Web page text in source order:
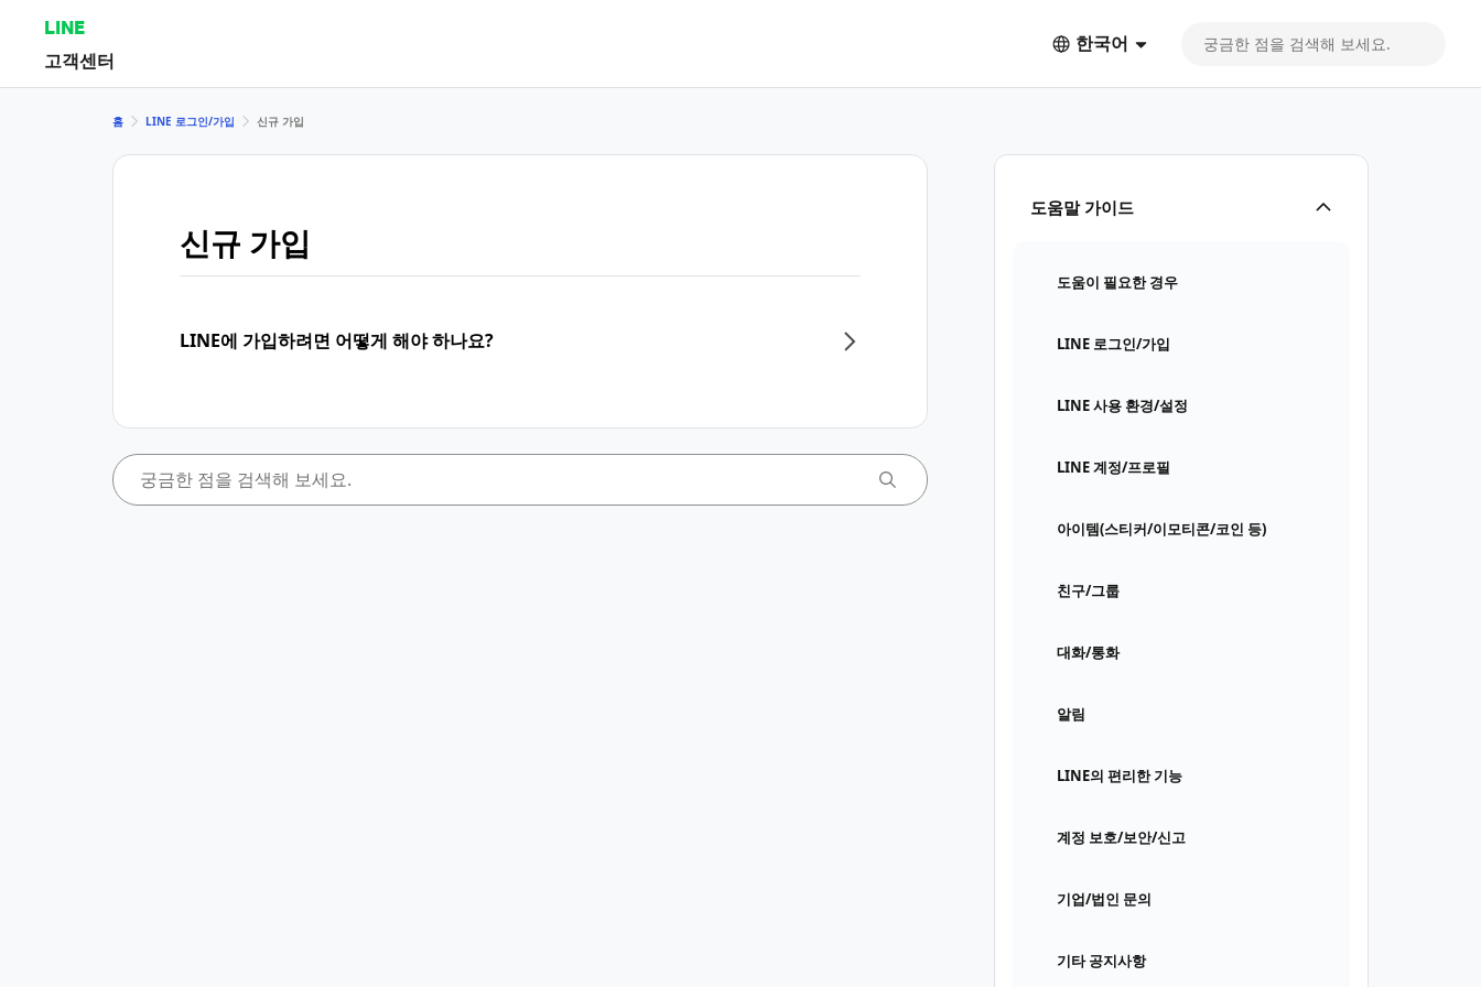
LINE
고객센터
한국어
도움말 가이드
도움이 필요한 경우
LINE 로그인/가입
LINE 사용 환경/설정
LINE 계정/프로필
아이템(스티커/이모티콘/코인 등)
친구/그룹
대화/통화
알림
LINE의 편리한 기능
계정 보호/보안/신고
기업/법인 문의
기타 공지사항
홈 LINE 로그인/가입 신규 가입
신규 가입
LINE에 가입하려면 어떻게 해야 하나요?